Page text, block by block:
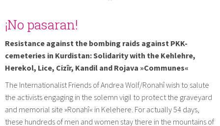
¡No pasaran!
Resistance against the bombing raids against PKK-
cemeteries in Kurdistan: Solidarity with the Kehlehre,
Herekol, Lice, Cizîr, Kandil and Rojava »Communes«
The Internationalist Friends of Andrea Wolf/Ronahî wish to salute
the activists engaging in the solemn vigil to protect the graveyard
and memorial site »Ronahî« in Kelehere. For actually 54 days,
these hundreds of men and women stay there in the mountains of